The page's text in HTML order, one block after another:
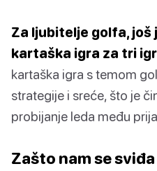
Za ljubitelje golfa, još
kartaška igra za tri
kartaška igra s temom
strategije i sreće, što je
probijanje leda među
Zašto nam se sviđa